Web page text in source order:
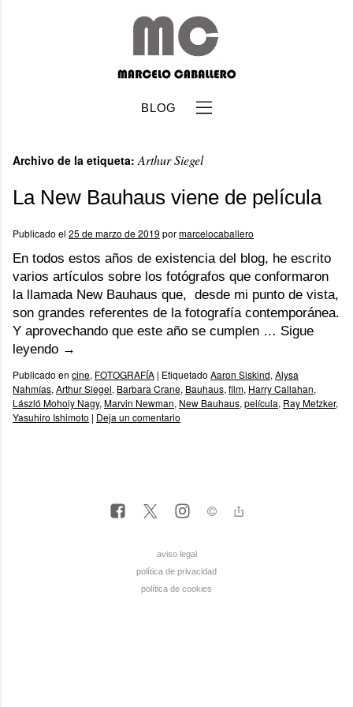
BLOG
Archivo de la etiqueta:Arthur Siegel
La New Bauhaus viene de película
Publicado el 25 de marzo de 2019 pormarcelocaballero
En todos estos años de existencia del blog, he escrito
varios artículos sobre los fotógrafos que conformaron
la llamada New Bauhaus que, desde mi punto de vista,
son grandes referentes de la fotografía contemporánea.
Y aprovechando que este año se cumplen … Sigue
leyendo →
Publicado en cine, FOTOGRAFÍA | Etiquetado Aaron Siskind, Alysa
Nahmías, Arthur Siegel, Barbara Crane, Bauhaus, film, Harry Callahan,
László Moholy Nagy, Marvin Newman, New Bauhaus, película, Ray Metzker,
Yasuhiro Ishimoto | Deja un comentario
aviso legal
política de privacidad
política de cookies